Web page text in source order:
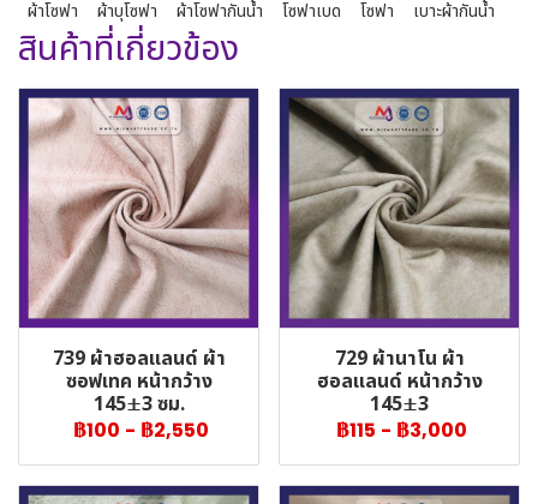
ผ้าโซฟา ผ้าบุโซฟา ผ้าโซฟากันน้ำ โซฟาเบด โซฟา เบาะผ้ากันน้ำ
สินค้าที่เกี่ยวข้อง
739 ผ้าฮอลแลนด์ ผ้า
ซอฟเทค หน้ากว้าง
145±3 ซม.
฿100 - ฿2,550
729 ผ้านาโน ผ้า
ฮอลแลนด์ หน้ากว้าง
145±3
฿115 - ฿3,000